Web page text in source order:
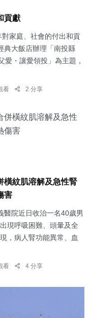
貢獻
對家庭、社會的付出和貢
典大飯店辦理「南投縣
愛・讓愛領投」為主題，
看 2 分享
橫紋肌溶解及急性腎
害
醫院近日收治一名40歲男
現呼吸困難、頭暈及全
，病人腎功能異常、血
看 4 分享